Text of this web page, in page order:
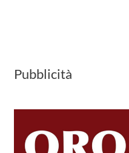
Pubblicità